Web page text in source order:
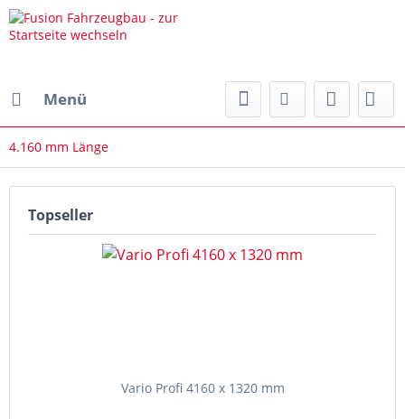
Menü
4.160 mm Länge
Topseller
Vario Profi 4160 x 1320 mm